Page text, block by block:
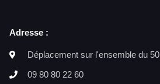
Adresse :
Déplacement sur l'ensemble du 50
09 80 80 22 60